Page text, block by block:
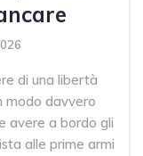
di una libertà
modo davvero
avere a bordo gli
alle prime armi